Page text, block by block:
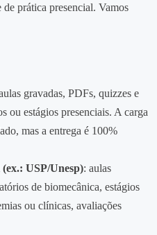
de prática presencial. Vamos
gravadas, PDFs, quizzes e
ou estágios presenciais. A carga
mas a entrega é 100%
USP/Unesp): aulas
de biomecânica, estágios
ou clínicas, avaliações